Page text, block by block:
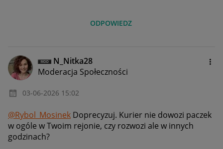
ODPOWIEDZ
N_Nitka28
Moderacja Społeczności
‎03-06-2026 15:02
@Rybol_Mosinek Doprecyzuj. Kurier nie dowozi paczek
w ogóle w Twoim rejonie, czy rozwozi ale w innych
godzinach?